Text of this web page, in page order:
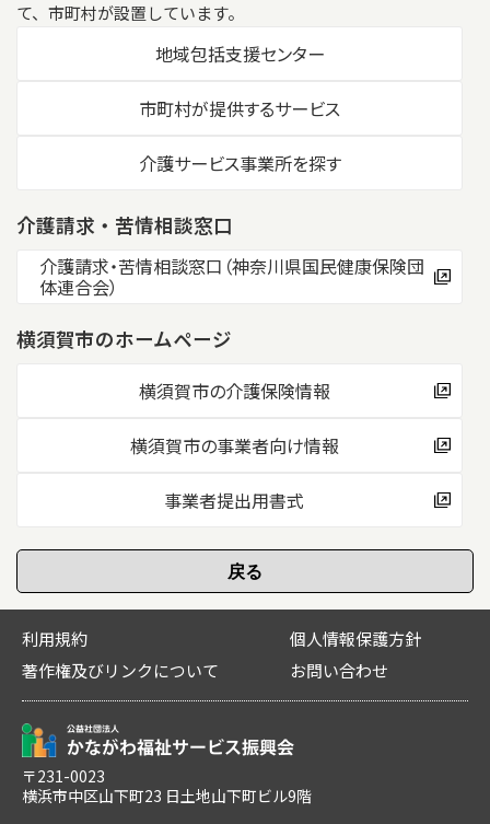
て、市町村が設置しています。
地域包括支援センター
市町村が提供するサービス
介護サービス事業所を探す
介護請求・苦情相談窓口
介護請求・苦情相談窓口（神奈川県国民健康保険団
体連合会）
横須賀市のホームページ
横須賀市の介護保険情報
横須賀市の事業者向け情報
事業者提出用書式
利用規約
個人情報保護方針
著作権及びリンクについて
お問い合わせ
〒231-0023
横浜市中区山下町23 日土地山下町ビル9階